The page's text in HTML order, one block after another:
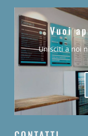
Vuoi
Unisciti a noi